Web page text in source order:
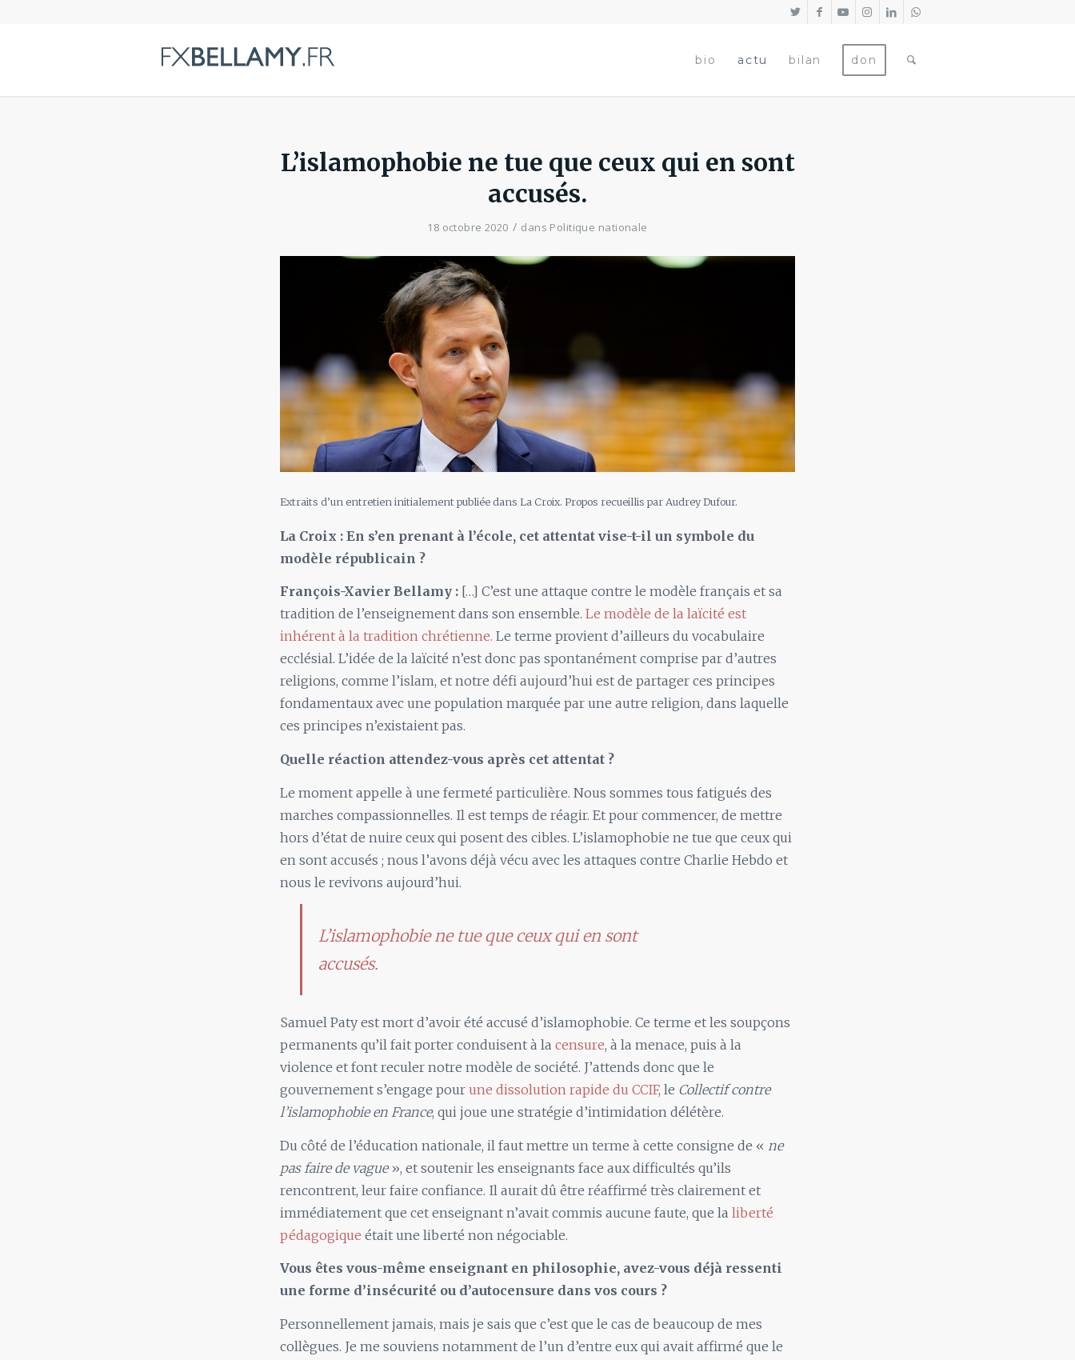
bio actu bilan don
L’islamophobie ne tue que ceux qui en sont
accusés.
18 octobre 2020 / dans Politique nationale
Extraits d’un entretien initialement publiée dans La Croix. Propos recueillis par Audrey Dufour.
La Croix : En s’en prenant à l’école, cet attentat vise-t-il un symbole du
modèle républicain ?
François-Xavier Bellamy : […] C’est une attaque contre le modèle français et sa
tradition de l’enseignement dans son ensemble. Le modèle de la laïcité est
inhérent à la tradition chrétienne. Le terme provient d’ailleurs du vocabulaire
ecclésial. L’idée de la laïcité n’est donc pas spontanément comprise par d’autres
religions, comme l’islam, et notre défi aujourd’hui est de partager ces principes
fondamentaux avec une population marquée par une autre religion, dans laquelle
ces principes n’existaient pas.
Quelle réaction attendez-vous après cet attentat ?
Le moment appelle à une fermeté particulière. Nous sommes tous fatigués des
marches compassionnelles. Il est temps de réagir. Et pour commencer, de mettre
hors d’état de nuire ceux qui posent des cibles. L’islamophobie ne tue que ceux qui
en sont accusés ; nous l’avons déjà vécu avec les attaques contre Charlie Hebdo et
nous le revivons aujourd’hui.
L’islamophobie ne tue que ceux qui en sont
accusés.
Samuel Paty est mort d’avoir été accusé d’islamophobie. Ce terme et les soupçons
permanents qu’il fait porter conduisent à la censure, à la menace, puis à la
violence et font reculer notre modèle de société. J’attends donc que le
gouvernement s’engage pour une dissolution rapide du CCIF, le Collectif contre
l’islamophobie en France, qui joue une stratégie d’intimidation délétère.
Du côté de l’éducation nationale, il faut mettre un terme à cette consigne de « ne
pas faire de vague», et soutenir les enseignants face aux difficultés qu’ils
rencontrent, leur faire confiance. Il aurait dû être réaffirmé très clairement et
immédiatement que cet enseignant n’avait commis aucune faute, que la liberté
pédagogique était une liberté non négociable.
Vous êtes vous-même enseignant en philosophie, avez-vous déjà ressenti
une forme d’insécurité ou d’autocensure dans vos cours ?
Personnellement jamais, mais je sais que c’est que le cas de beaucoup de mes
collègues. Je me souviens notamment de l’un d’entre eux qui avait affirmé que le